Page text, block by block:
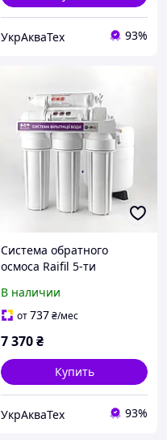
УкрАкваТех 93%
Система обратного
осмоса Raifil 5-ти
Standart
В наличии
от737₴/мес
7 370₴
Купить
УкрАкваТех 93%